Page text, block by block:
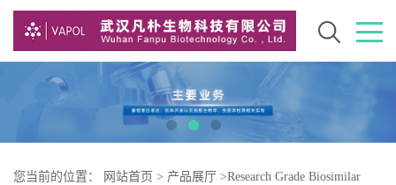
您当前的位置： 网站首页 > 产品展厅 >Research Grade Biosimilar